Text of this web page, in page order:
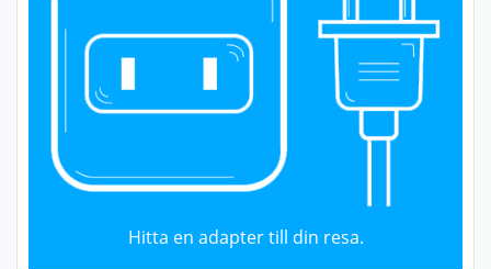
Hitta en adapter till din resa.